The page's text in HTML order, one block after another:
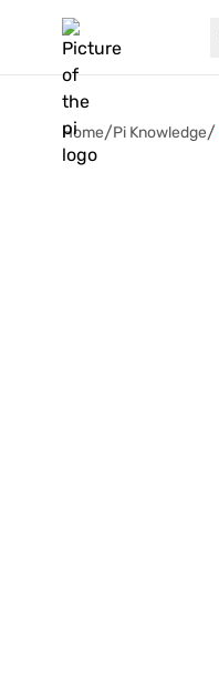
Home/Pi Knowledge/